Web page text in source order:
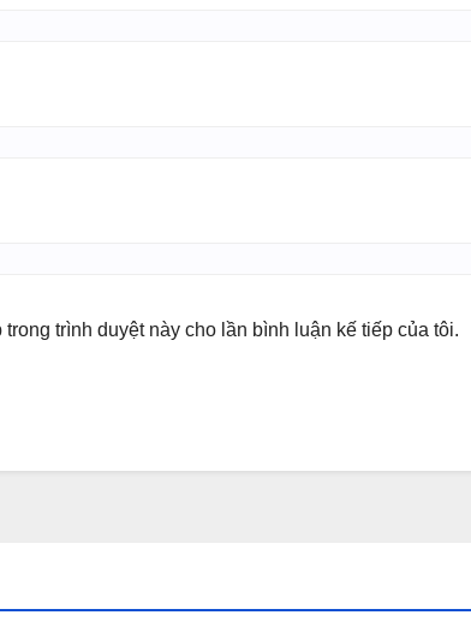
trình duyệt này cho lần bình luận kế tiếp của tôi.